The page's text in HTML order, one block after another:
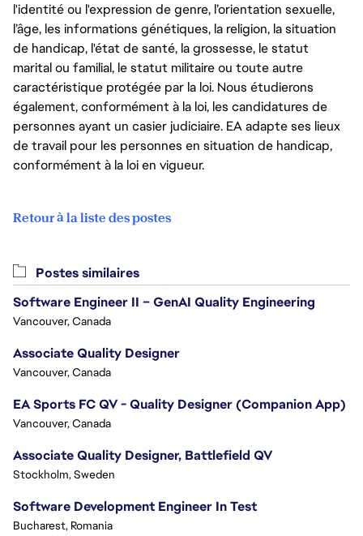
l'identité ou l'expression de genre, l’orientation sexuelle,
l’âge, les informations génétiques, la religion, la situation
de handicap, l'état de santé, la grossesse, le statut
marital ou familial, le statut militaire ou toute autre
caractéristique protégée par la loi. Nous étudierons
également, conformément à la loi, les candidatures de
personnes ayant un casier judiciaire. EA adapte ses lieux
de travail pour les personnes en situation de handicap,
conformément à la loi en vigueur.
Retour à la liste des postes
Postes similaires
Software Engineer II – GenAI Quality Engineering
Vancouver, Canada
Associate Quality Designer
Vancouver, Canada
EA Sports FC QV - Quality Designer (Companion App)
Vancouver, Canada
Associate Quality Designer, Battlefield QV
Stockholm, Sweden
Software Development Engineer In Test
Bucharest, Romania